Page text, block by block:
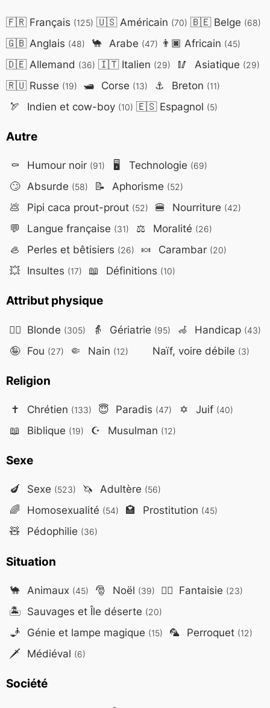
🇫🇷Français (125) 🇺🇸Américain (70) 🇧🇪Belge (68)
🇬🇧Anglais (48) 🐪 Arabe (47) 👨🏿 Africain (45)
🇩🇪Allemand (36) 🇮🇹Italien (29) 🥢 Asiatique (29)
🇷🇺Russe (19) 🛥️ Corse (13) ⚓ Breton (11)
🏹 Indien et cow-boy (10) 🇪🇸Espagnol (5)
Autre
⚰️ Humour noir (91) 🖥️ Technologie (69)
🙄 Absurde (58) 📝 Aphorisme (52)
💩 Pipi caca prout-prout (52) 🍔 Nourriture (42)
💬 Langue française (31) ⚖️ Moralité (26)
🦪 Perles et bêtisiers (26) 🍬 Carambar (20)
💥 Insultes (17) 📖 Définitions (10)
Attribut physique
👱‍♀️ Blonde (305) 👵 Gériatrie (95) 🦽 Handicap (43)
🤪 Fou (27) 🤏 Nain (12) Naïf, voire débile (3)
Religion
✝️ Chrétien (133) 😇 Paradis (47) ✡️ Juif (40)
📖 Biblique (19) ☪️ Musulman (12)
Sexe
🍆 Sexe (523) 🦄 Adultère (56)
🌈 Homosexualité (54) 🏩 Prostitution (45)
🧸 Pédophilie (36)
Situation
🐪 Animaux (45) 🎅 Noël (39) 🧙‍♂️ Fantaisie (23)
🏝️ Sauvages et Île déserte (20)
🧞 Génie et lampe magique (15) 🦜 Perroquet (12)
🗡️ Médiéval (6)
Société